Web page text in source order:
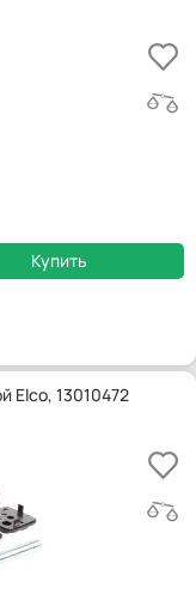
Купить
Elco, 13010472